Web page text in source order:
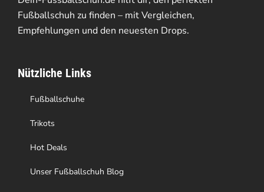
Optionen
können
der
Produktseite
gewählt
werden
Fußballschuh zu finden – mit Vergleichen,
Empfehlungen und den neuesten Drops.
Nützliche Links
Fußballschuhe
Trikots
Hot Deals
Unser Fußballschuh Blog